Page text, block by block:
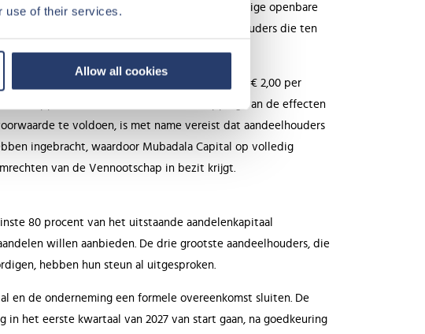
use of their services.
Allow all cookies
et Vacances SA. De lancering van het vrijwillige openbare
van inleveringsverbintenissen door aandeelhouders die ten
op niet-verwaterde basis.
aandeel, waardoor de totale vergoeding op € 2,00 per
uitkoopprocedure die leidt tot de schrapping van de effecten
te voldoen, is met name vereist dat aandeelhouders
ingebracht, waardoor Mubadala Capital op volledig
van de Vennootschap in bezit krijgt.
80 procent van het uitstaande aandelenkapitaal
willen aanbieden. De drie grootste aandeelhouders, die
hebben hun steun al uitgesproken.
en de onderneming een formele overeenkomst sluiten. De
het eerste kwartaal van 2027 van start gaan, na goedkeuring